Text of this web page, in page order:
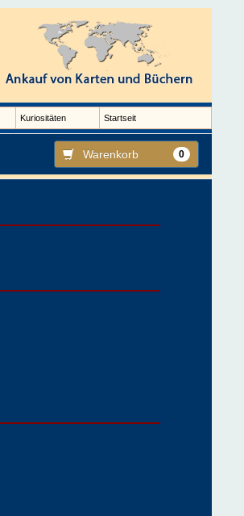
Kuriositäten Startseit
Warenkorb 0